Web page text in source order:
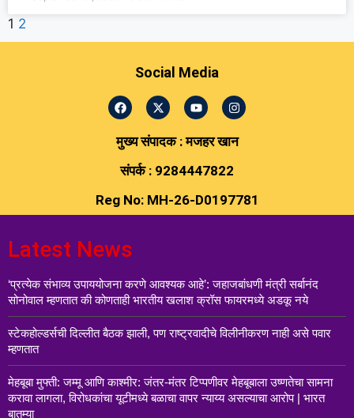
1 2
Social Media
मुख्य संपादक : मजहर खान
संपर्क : 9284447822
Reg No: MH-26-D0197781
Latest News
‘प्रत्येक संभाव्य उपाययोजना करणे आवश्यक आहे’: जहाजबांधणी मंत्री सर्बानंद
सोनोवाल म्हणतात की कोणताही भारतीय खलाश क्रॉस फायरमध्ये अडकू नये
स्टेकहोल्डर्सची दिल्लीत बैठक झाली, पण राष्ट्रवादीचे विलीनीकरण नाही असे पवार
म्हणतात
मेहबूबा मुफ्ती: जम्मू आणि काश्मीर: जंतर-मंतर टिप्पणीवर मेहबूबाला उष्णतेचा सामना
करावा लागला, विरोधकांचा यूटीमध्ये बळाचा वापर न्याय्य असल्याचा आरोप | भारत
बातम्या